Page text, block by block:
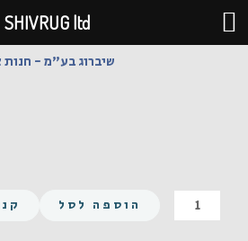
דילוג
לתוכן
שיברוג בע"מ -
כמות
של
הוספה לסל
SHIVRUG ltd